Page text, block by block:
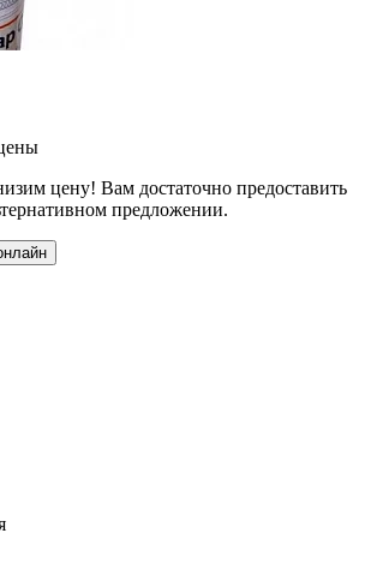
цену! Вам достаточно предоставить
предложении.